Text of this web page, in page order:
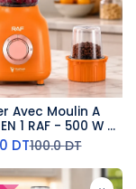
Avec Moulin A
1 RAF - 500 W -
L - Orange
DT100.0DT